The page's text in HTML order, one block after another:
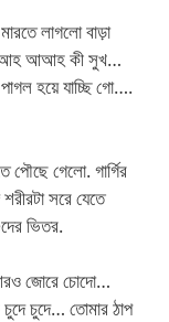
লাগলো বাড়া
আআহ আআহ কী সুখ…
হয়ে যাচ্ছি গো….
গেলো. গার্গির
সরে যেতে
ভিতর.
জোরে চোদো…
চুদে… তোমার ঠাপ